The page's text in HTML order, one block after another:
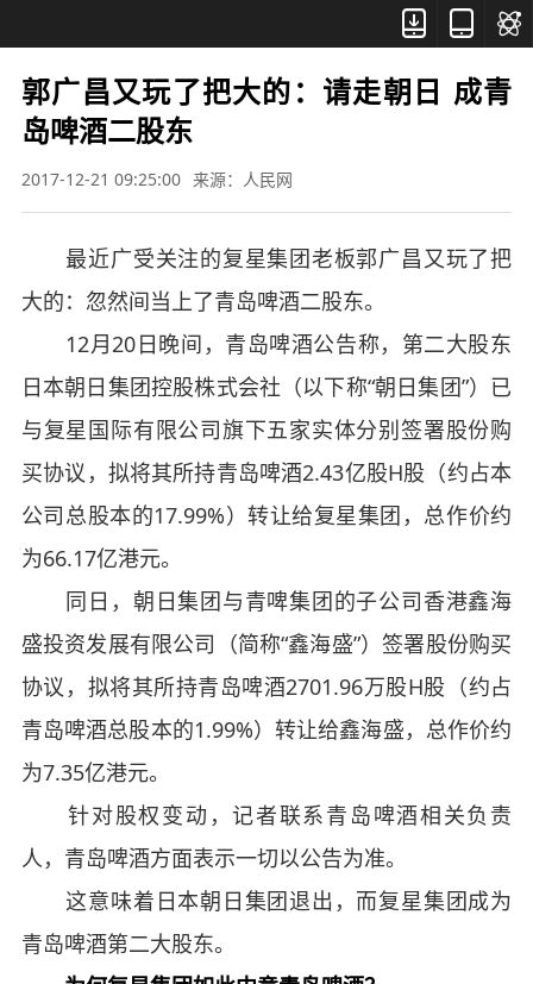



郭广昌又玩了把大的：请走朝日 成青
岛啤酒二股东
2017-12-21 09:25:00 来源：人民网
最近广受关注的复星集团老板郭广昌又玩了把
大的：忽然间当上了青岛啤酒二股东。
12月20日晚间，青岛啤酒公告称，第二大股东
日本朝日集团控股株式会社（以下称“朝日集团”）已
与复星国际有限公司旗下五家实体分别签署股份购
买协议，拟将其所持青岛啤酒2.43亿股H股（约占本
公司总股本的17.99%）转让给复星集团，总作价约
为66.17亿港元。
同日，朝日集团与青啤集团的子公司香港鑫海
盛投资发展有限公司（简称“鑫海盛”）签署股份购买
协议，拟将其所持青岛啤酒2701.96万股H股（约占
青岛啤酒总股本的1.99%）转让给鑫海盛，总作价约
为7.35亿港元。
针对股权变动，记者联系青岛啤酒相关负责
人，青岛啤酒方面表示一切以公告为准。
这意味着日本朝日集团退出，而复星集团成为
青岛啤酒第二大股东。